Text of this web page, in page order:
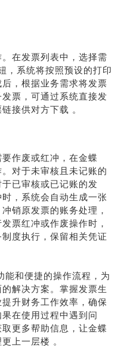
在发票列表中，选择需
，系统将按照预设的打印
，根据业务需求将发票
票，可通过系统直接发
接供对方下载 。
作废或红冲，在金蝶
对于未审核且未记账的
已审核或已记账的发
，系统会自动生成一张
销原发票的账务处理，
票红冲或作废操作时，
度执行，保留相关凭证
和便捷的操作流程，为
解决方案。掌握发票生
升财务工作效率，确保
在使用过程中遇到问
更多帮助信息，让金蝶
上一层楼 。